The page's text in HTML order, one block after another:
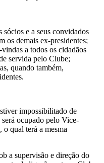
sócios e a seus convidados
os demais ex-presidentes;
a todos os cidadãos
servida pelo Clube;
quando também,
impossibilitado de
será ocupado pelo Vice-
o qual terá a mesma
a supervisão e direção do